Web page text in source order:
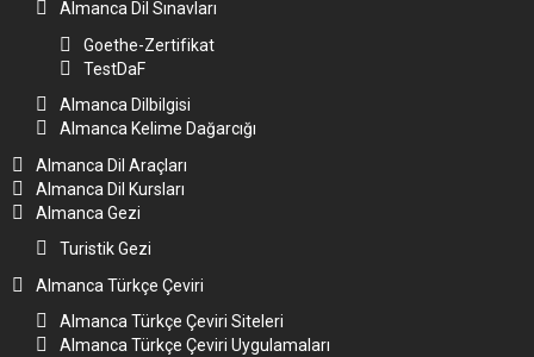
Almanca Dil Sınavları
Goethe-Zertifikat
TestDaF
Almanca Dilbilgisi
Almanca Kelime Dağarcığı
Almanca Dil Araçları
Almanca Dil Kursları
Almanca Gezi
Turistik Gezi
Almanca Türkçe Çeviri
Almanca Türkçe Çeviri Siteleri
Almanca Türkçe Çeviri Uygulamaları